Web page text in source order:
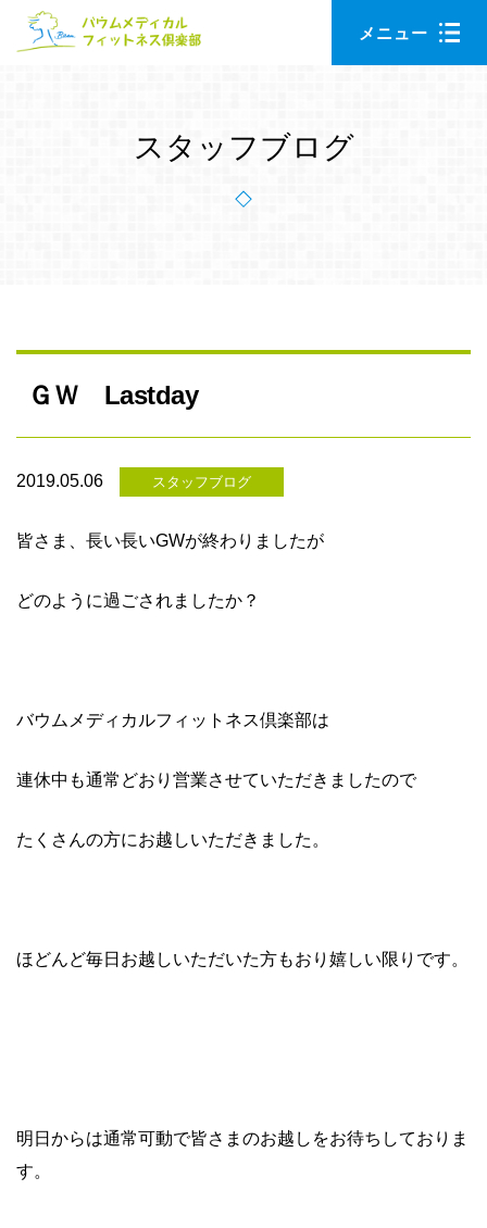
Skip
Skip
メニュー
スタッフブログ
ＧＷ Lastday
2019.05.06 スタッフブログ
皆さま、長い長いGWが終わりましたが
どのように過ごされましたか？
バウムメディカルフィットネス倶楽部は
連休中も通常どおり営業させていただきましたので
たくさんの方にお越しいただきました。
ほどんど毎日お越しいただいた方もおり嬉しい限りです。
明日からは通常可動で皆さまのお越しをお待ちしておりま
す。